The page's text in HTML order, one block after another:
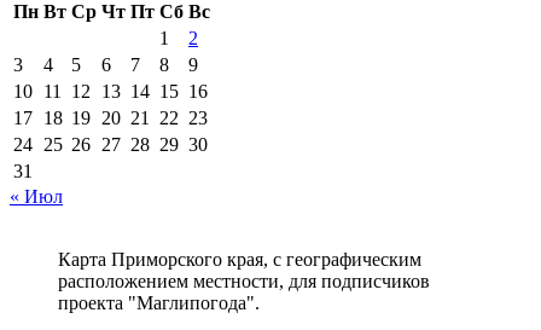
Пн Вт Ср Чт Пт Сб Вс
1
2
3
4 5 6 7 8
9
10 11 12 13 14 15 16
17 18 19 20 21 22 23
24 25 26 27 28 29 30
31
« Июл
Карта Приморского края, с географическим
расположением местности, для подписчиков
проекта "Маглипогода".